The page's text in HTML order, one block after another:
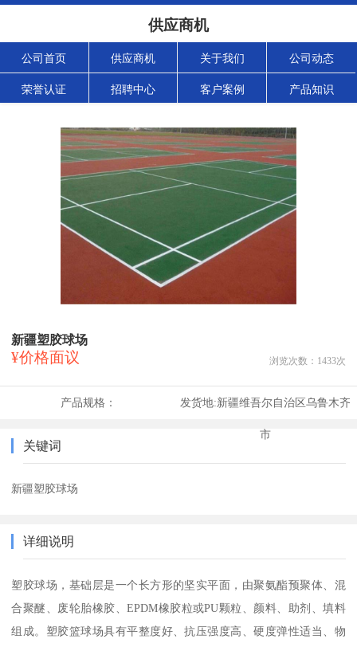
供应商机
公司首页 供应商机 关于我们 公司动态
荣誉认证 招聘中心 客户案例 产品知识
新疆塑胶球场
¥价格面议 浏览次数： 1433次
产品规格： 发货地:新疆维吾尔自治区乌鲁木齐
市
关键词
新疆塑胶球场
详细说明
塑胶球场，基础层是一个长方形的坚实平面，由聚氨酯预聚体、混
合聚醚、废轮胎橡胶、EPDM橡胶粒或PU颗粒、颜料、助剂、填料
组成。塑胶篮球场具有平整度好、抗压强度高、硬度弹性适当、物